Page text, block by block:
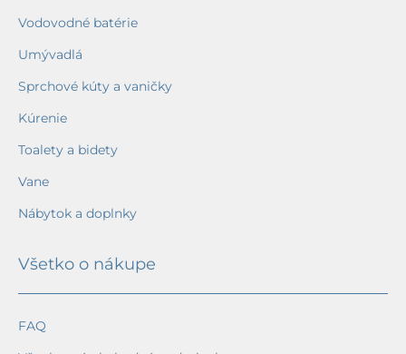
Vodovodné batérie
Umývadlá
Sprchové kúty a vaničky
Kúrenie
Toalety a bidety
Vane
Nábytok a doplnky
Všetko o nákupe
FAQ